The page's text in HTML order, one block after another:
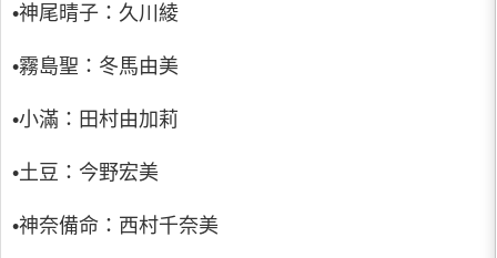
•神尾晴子：久川綾
•霧島聖：冬馬由美
•小滿：田村由加莉
•土豆：今野宏美
•神奈備命：西村千奈美